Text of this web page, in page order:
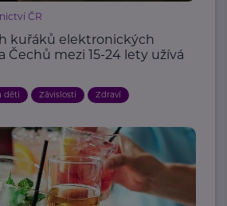
ČR
kuřáků elektronických
Čechů mezi 15-24 lety užívá
dětí Závislosti Zdraví